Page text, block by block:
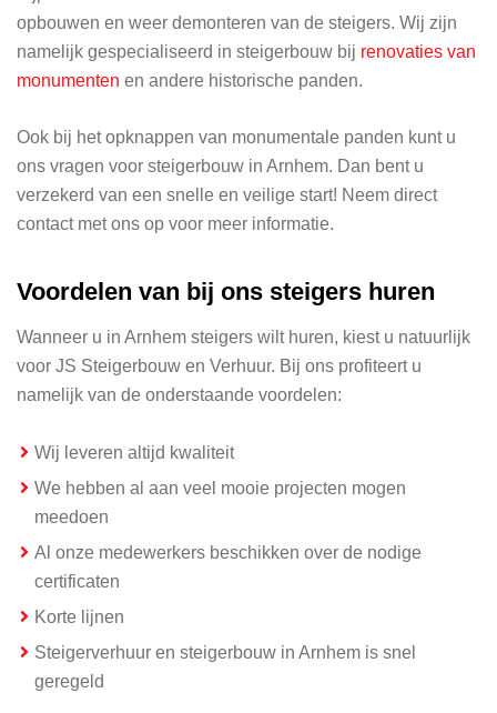
opbouwen en weer demonteren van de steigers. Wij zijn
namelijk gespecialiseerd in steigerbouw bij renovaties van
monumenten en andere historische panden.
Ook bij het opknappen van monumentale panden kunt u
ons vragen voor steigerbouw in Arnhem. Dan bent u
verzekerd van een snelle en veilige start! Neem direct
contact met ons op voor meer informatie.
Voordelen van bij ons steigers huren
Wanneer u in Arnhem steigers wilt huren, kiest u natuurlijk
voor JS Steigerbouw en Verhuur. Bij ons profiteert u
namelijk van de onderstaande voordelen:
Wij leveren altijd kwaliteit
We hebben al aan veel mooie projecten mogen
meedoen
Al onze medewerkers beschikken over de nodige
certificaten
Korte lijnen
Steigerverhuur en steigerbouw in Arnhem is snel
geregeld